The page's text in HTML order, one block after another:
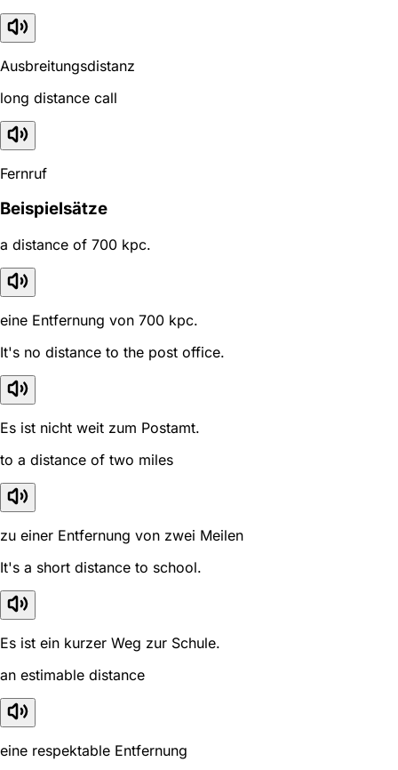
Ausbreitungsdistanz
long distance call
Fernruf
Beispielsätze
a distance of 700 kpc.
eine Entfernung von 700 kpc.
It's no distance to the post office.
Es ist nicht weit zum Postamt.
to a distance of two miles
zu einer Entfernung von zwei Meilen
It's a short distance to school.
Es ist ein kurzer Weg zur Schule.
an estimable distance
eine respektable Entfernung